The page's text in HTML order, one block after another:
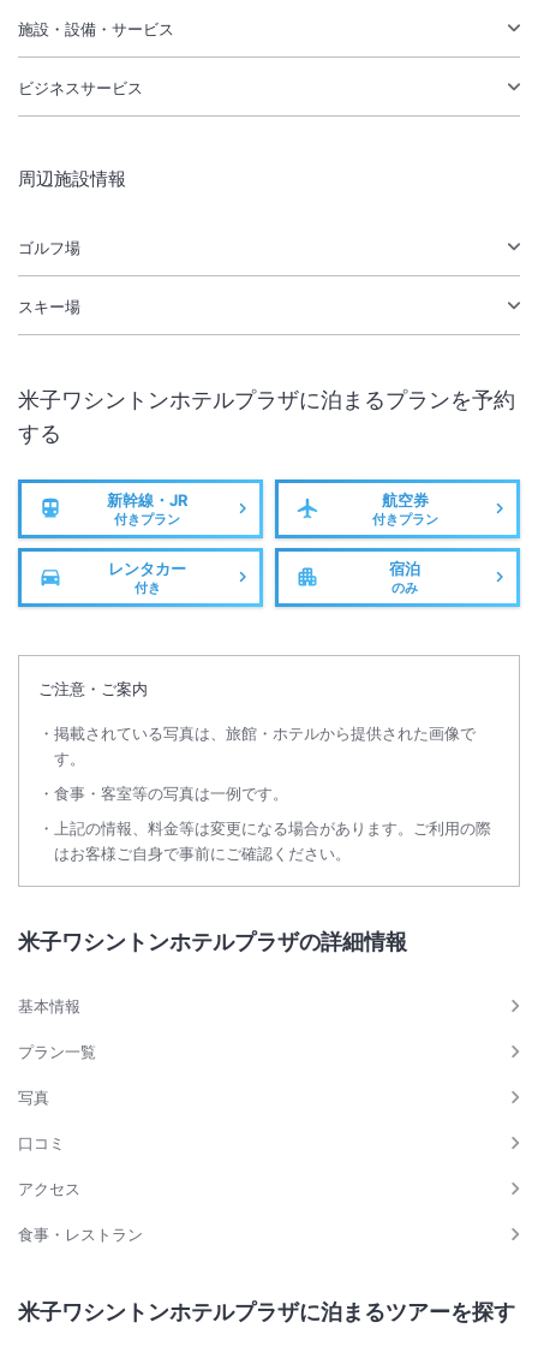
施設・設備・サービス
ビジネスサービス
周辺施設情報
ゴルフ場
スキー場
米子ワシントンホテルプラザに泊まるプランを予約
する
新幹線・JR
付きプラン
航空券
付きプラン
レンタカー
付き
宿泊
のみ
ご注意・ご案内
掲載されている写真は、旅館・ホテルから提供された画像で
す。
食事・客室等の写真は一例です。
上記の情報、料金等は変更になる場合があります。ご利用の際
はお客様ご自身で事前にご確認ください。
米子ワシントンホテルプラザの詳細情報
基本情報
プラン一覧
写真
口コミ
アクセス
食事・レストラン
米子ワシントンホテルプラザに泊まるツアーを探す